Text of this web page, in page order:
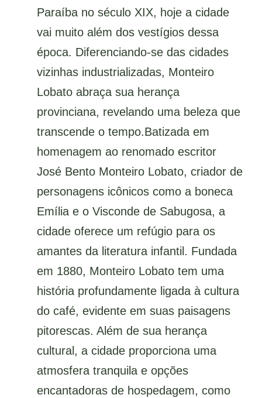
Paraíba no século XIX, hoje a cidade
vai muito além dos vestígios dessa
época. Diferenciando-se das cidades
vizinhas industrializadas, Monteiro
Lobato abraça sua herança
provinciana, revelando uma beleza que
transcende o tempo.Batizada em
homenagem ao renomado escritor
José Bento Monteiro Lobato, criador de
personagens icônicos como a boneca
Emília e o Visconde de Sabugosa, a
cidade oferece um refúgio para os
amantes da literatura infantil. Fundada
em 1880, Monteiro Lobato tem uma
história profundamente ligada à cultura
do café, evidente em suas paisagens
pitorescas. Além de sua herança
cultural, a cidade proporciona uma
atmosfera tranquila e opções
encantadoras de hospedagem, como